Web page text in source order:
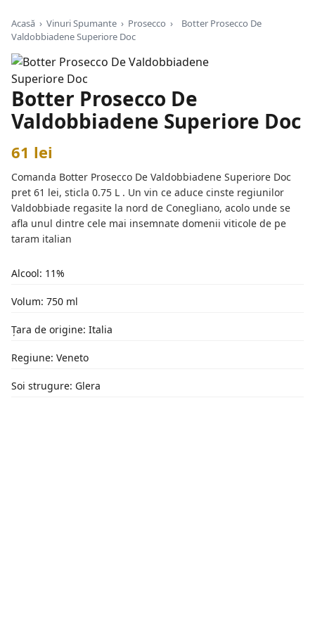
Acasă › Vinuri Spumante › Prosecco ›
Botter Prosecco De
Valdobbiadene Superiore Doc
Botter Prosecco De
Valdobbiadene Superiore Doc
61 lei
Comanda Botter Prosecco De Valdobbiadene Superiore Doc
pret 61 lei, sticla 0.75 L . Un vin ce aduce cinste regiunilor
Valdobbiade regasite la nord de Conegliano, acolo unde se
afla unul dintre cele mai insemnate domenii viticole de pe
taram italian
Alcool: 11%
Volum: 750 ml
Țara de origine: Italia
Regiune: Veneto
Soi strugure: Glera